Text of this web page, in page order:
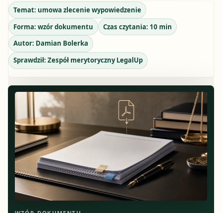
Temat: umowa zlecenie wypowiedzenie
Forma: wzór dokumentu Czas czytania: 10 min
Autor: Damian Bolerka
Sprawdził: Zespół merytoryczny LegalUp